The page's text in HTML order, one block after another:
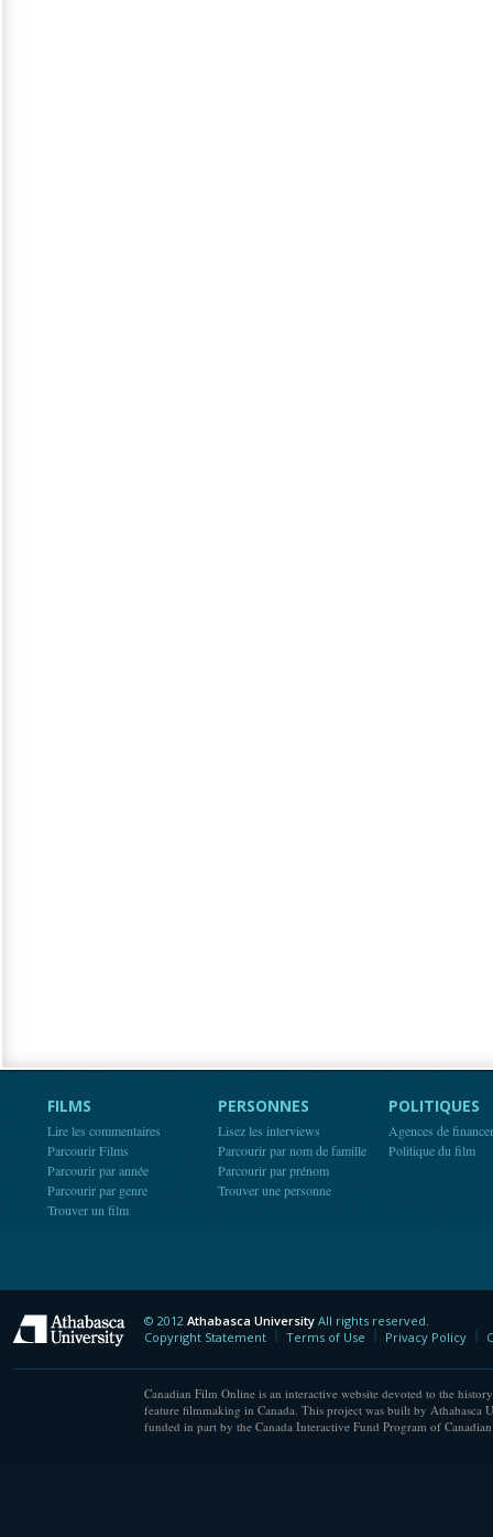
FILMS
Lire les commentaires
Parcourir Films
Parcourir par année
Parcourir par genre
Trouver un film
PERSONNES
Lisez les interviews
Parcourir par nom de famille
Parcourir par prénom
Trouver une personne
POLITIQUES
Agences de
Politique du film
Athabasca University
© 2012 Athabasca University All rights reserved.
Copyright Statement
Terms of Use Privacy Policy
Canadian Film Online is an interactive website devoted to the
feature filmmaking in Canada. This project was built by Athabasca
funded in part by the Canada Interactive Fund Program of